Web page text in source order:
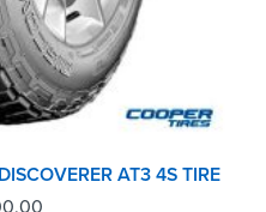
AT3 4S TIRE